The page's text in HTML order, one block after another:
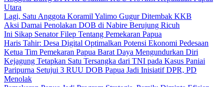
Utara
Lagi, Satu Anggota Koramil Yalimo Gugur Ditembak KKB
Aksi Damai Penolakan DOB di Nabire Berujung Ricuh
Ini Sikap Senator Filep Tentang Pemekaran Papua
Haris Tahir: Desa Digital Optimalkan Potensi Ekonomi Pedesaan
Ketua Tim Pemekaran Papua Barat Daya Mengundurkan Diri
Kejagung Tetapkan Satu Tersangka dari TNI pada Kasus Paniai
Paripurna Setujui 3 RUU DOB Papua Jadi Inisiatif DPR, PD
Menolak